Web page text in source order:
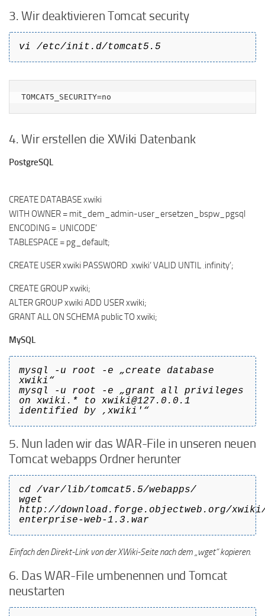
3. Wir deaktivieren Tomcat security
vi /etc/init.d/tomcat5.5
TOMCAT5_SECURITY=no
4. Wir erstellen die XWiki Datenbank
PostgreSQL
CREATE DATABASE xwiki
WITH OWNER = mit_dem_admin-user_ersetzen_bspw_pgsql
ENCODING = ‚UNICODE‘
TABLESPACE = pg_default;
CREATE USER xwiki PASSWORD ‚xwiki‘ VALID UNTIL ‚infinity‘;
CREATE GROUP xwiki;
ALTER GROUP xwiki ADD USER xwiki;
GRANT ALL ON SCHEMA public TO xwiki;
MySQL
mysql -u root -e „create database
xwiki“
mysql -u root -e „grant all privileges
on xwiki.* to xwiki@127.0.0.1
identified by ‚xwiki'“
5. Nun laden wir das WAR-File in unseren neuen
Tomcat webapps Ordner herunter
cd /var/lib/tomcat5.5/webapps/
wget
http://download.forge.objectweb.org/
enterprise-web-1.3.war
Einfach den Direkt-Link von der XWiki-Seite nach dem „wget“ kopieren.
6. Das WAR-File umbenennen und Tomcat
neustarten